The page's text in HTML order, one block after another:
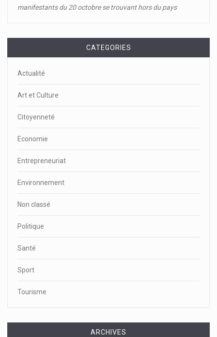
manifestants du 20 octobre se trouvant hors du pays
CATEGORIES
Actualité
Art et Culture
Citoyenneté
Economie
Entrepreneuriat
Environnement
Non classé
Politique
Santé
Sport
Tourisme
ARCHIVES